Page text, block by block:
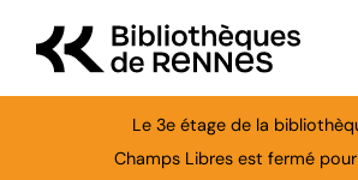
Le 3e étage de la
Champs Libres est fermé